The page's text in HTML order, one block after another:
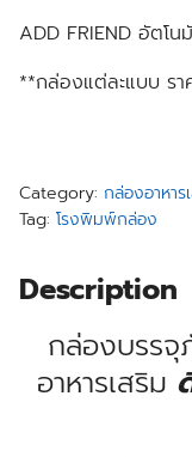
ADD FRIEND อัตโ
**กล่องแต่ละแบบ ร
Category: กล่องอาหาร
Tag: โรงพิมพ์กล่อง
Description
กล่องบรร
อาหารเสริม